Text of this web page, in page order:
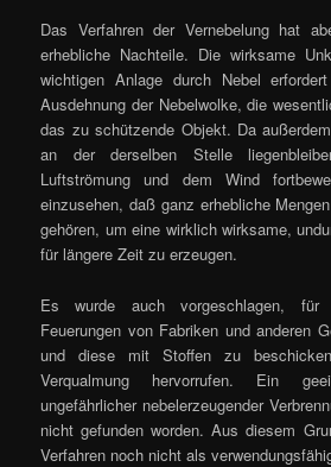
Das Verfahren der Vernebelung hat
erhebliche Nachteile. Die wirksame
wichtigen Anlage durch Nebel
Ausdehnung der Nebelwolke, die
das zu schützende Objekt. Da
an der derselben Stelle
Luftströmung und dem Wind
einzusehen, daß ganz erhebliche
gehören, um eine wirklich wirksame,
für längere Zeit zu erzeugen.
Es wurde auch vorgeschlagen, für
Feuerungen von Fabriken und anderen
und diese mit Stoffen zu
Verqualmung hervorrufen. Ein
ungefährlicher nebelerzeugender
nicht gefunden worden. Aus diesem
Verfahren noch nicht als